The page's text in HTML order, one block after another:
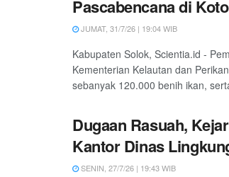
Pascabencana di
JUMAT, 31/7/26 | 19:04 WIB
Kabupaten Solok, Scientia.id -
Kementerian Kelautan dan
sebanyak 120.000 benih ikan,
Dugaan Rasuah,
Kantor Dinas
SENIN, 27/7/26 | 19:43 WIB